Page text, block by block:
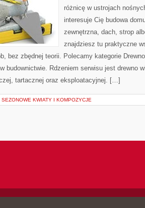
różnicę w ustrojach
interesuje Cię budowa
zewnętrzna, dach, strop
znajdziesz tu praktyczne
bez zbędnej teorii. Polecamy kategorie
budownictwie. Rdzeniem serwisu jest drewno
tartacznej oraz eksploatacyjnej. […]
SEZONOWE KWIATY I KOMPOZYCJE